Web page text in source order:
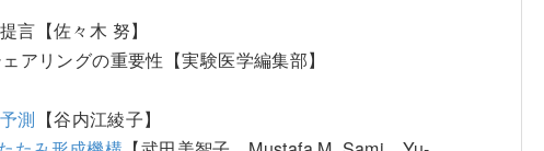
言【佐々木 努】
アリングの重要性【実験医学編集部】
測 【谷内江綾子】